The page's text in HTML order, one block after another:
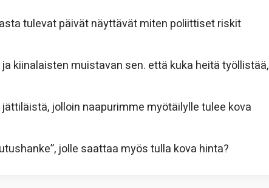
tulevat päivät näyttävät miten poliittiset riskit
kiinalaisten muistavan sen. että kuka heitä työllistää,
jolloin naapurimme myötäilylle tulee kova
jolle saattaa myös tulla kova hinta?